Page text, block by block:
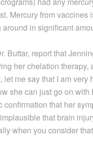
Mercury from vaccines
in significant
Buttar, report that
her chelation therapy,
me say that I am very
she can just go on with
that her
that brain
when you consider